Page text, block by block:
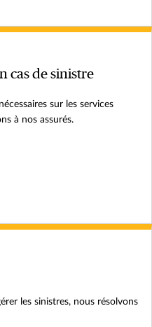
cas de sinistre
sur les services
à nos assurés.
les sinistres, nous résolvons